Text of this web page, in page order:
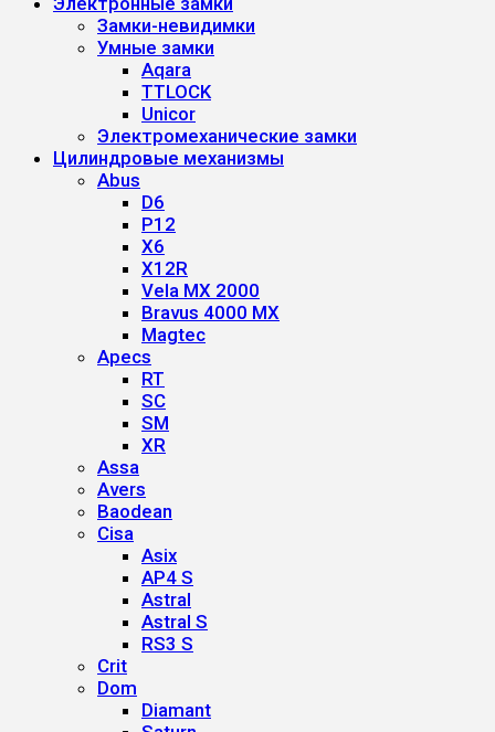
Замки-невидимки
Умные замки
Aqara
TTLOCK
Unicor
Электромеханические замки
Цилиндровые механизмы
Abus
D6
P12
X6
X12R
Vela MX 2000
Bravus 4000 MX
Magtec
Apecs
RT
SC
SM
XR
Assa
Avers
Baodean
Cisa
Asix
AP4 S
Astral
Astral S
RS3 S
Crit
Dom
Diamant